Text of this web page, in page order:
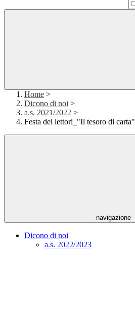
Home >
Dicono di noi >
a.s. 2021/2022 >
Festa dei lettori_"Il tesoro di carta"
navigazione
Dicono di noi
a.s. 2022/2023